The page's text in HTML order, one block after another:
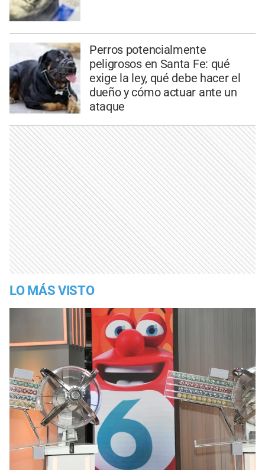
Perros potencialmente
peligrosos en Santa Fe: qué
exige la ley, qué debe hacer el
dueño y cómo actuar ante un
ataque
LO MÁS VISTO